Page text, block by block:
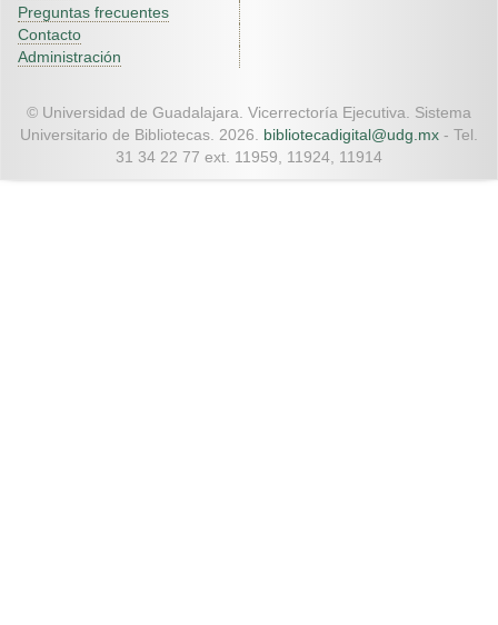
Preguntas frecuentes
Contacto
Administración
© Universidad de Guadalajara. Vicerrectoría Ejecutiva. Sistema
Universitario de Bibliotecas. 2026. bibliotecadigital@udg.mx - Tel.
31 34 22 77 ext. 11959, 11924, 11914